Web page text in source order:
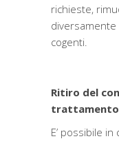
richieste,
cogenti.
Ritiro del
trattamento
E’ possibile